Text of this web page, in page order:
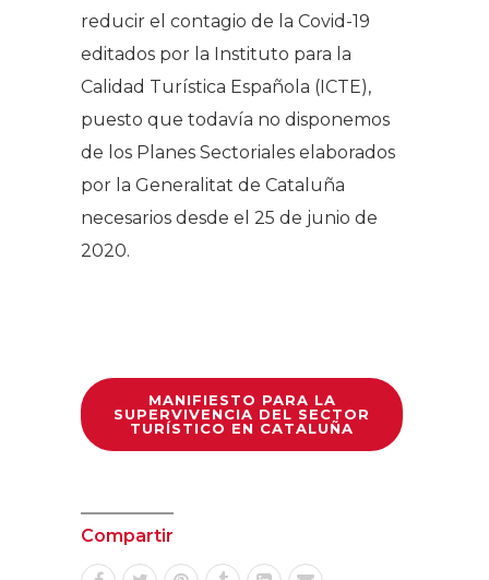
reducir el contagio de la Covid-19
editados por la Instituto para la
Calidad Turística Española (ICTE),
puesto que todavía no disponemos
de los Planes Sectoriales elaborados
por la Generalitat de Cataluña
necesarios desde el 25 de junio de
2020.
MANIFIESTO PARA LA
SUPERVIVENCIA DEL SECTOR
TURÍSTICO EN CATALUÑA
Compartir